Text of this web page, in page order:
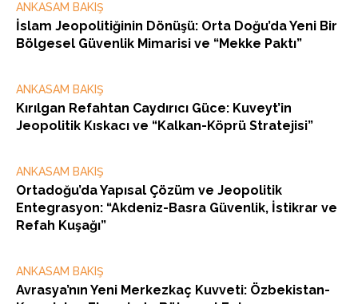
ANKASAM BAKIŞ
İslam Jeopolitiğinin Dönüşü: Orta Doğu’da Yeni Bir
Bölgesel Güvenlik Mimarisi ve “Mekke Paktı”
ANKASAM BAKIŞ
Kırılgan Refahtan Caydırıcı Güce: Kuveyt’in
Jeopolitik Kıskacı ve “Kalkan-Köprü Stratejisi”
ANKASAM BAKIŞ
Ortadoğu’da Yapısal Çözüm ve Jeopolitik
Entegrasyon: “Akdeniz-Basra Güvenlik, İstikrar ve
Refah Kuşağı”
ANKASAM BAKIŞ
Avrasya’nın Yeni Merkezkaç Kuvveti: Özbekistan-